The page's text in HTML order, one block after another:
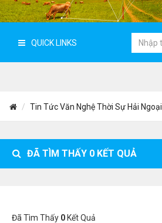
QUICK LINKS
Tin Tức Văn Nghệ Thời Sự Hải Ngoại
ĐÃ TÌM THẤY 0 KẾT QUẢ
Đã Tìm Thấy 0 Kết Quả